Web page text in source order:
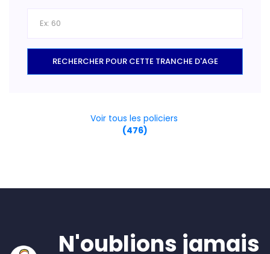
RECHERCHER POUR CETTE TRANCHE D'AGE
Voir tous les policiers
(476)
N'oublions jamais